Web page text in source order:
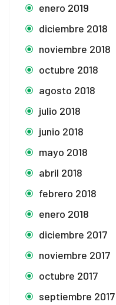
enero 2019
diciembre 2018
noviembre 2018
octubre 2018
agosto 2018
julio 2018
junio 2018
mayo 2018
abril 2018
febrero 2018
enero 2018
diciembre 2017
noviembre 2017
octubre 2017
septiembre 2017